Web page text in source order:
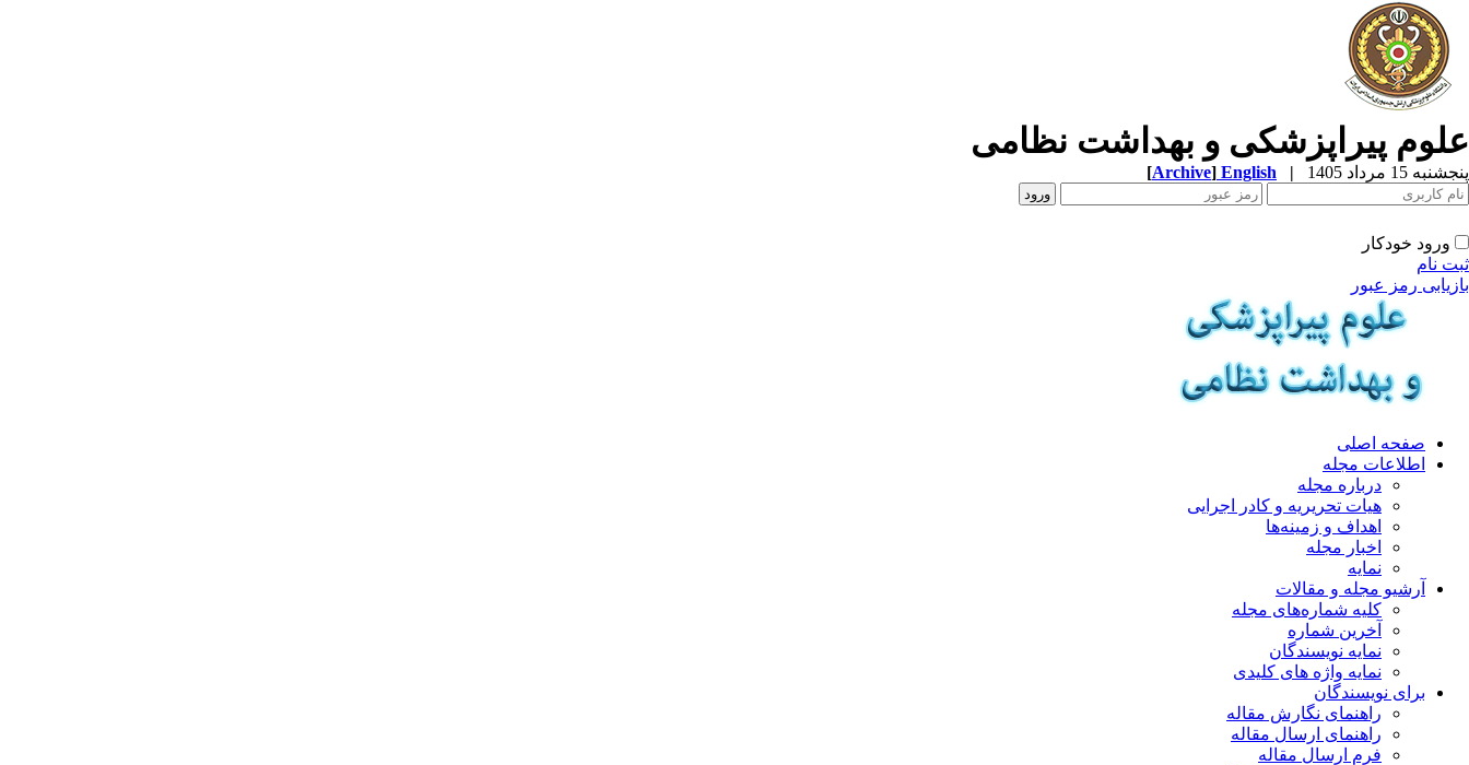
علوم پیراپزشکی و بهداشت نظامی
پنجشنبه 15 مرداد 1405 |
English
[Archive]
ورود خودکار
ثبت نام
بازیابی رمز عبور
صفحه اصلی
اطلاعات مجله
درباره مجله
هیات تحریریه و کادر اجرایی
اهداف و زمینه‌ها
اخبار مجله
نمایه
آرشیو مجله و مقالات
کلیه شماره‌های مجله
آخرین شماره
نمایه نویسندگان
نمایه واژه های کلیدی
برای نویسندگان
راهنمای نگارش مقاله
راهنمای ارسال مقاله
فرم ارسال مقاله